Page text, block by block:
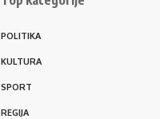
POLITIKA
KULTURA
SPORT
REGIJA